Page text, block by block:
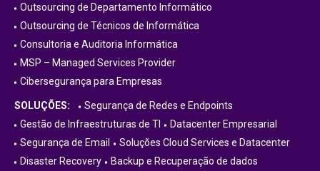
Outsourcing de Departamento Informático
Outsourcing de Técnicos de Informática
Consultoria e Auditoria Informática
MSP – Managed Services Provider
Cibersegurança para Empresas
SOLUÇÕES:
Segurança de Redes e Endpoints
Gestão de Infraestruturas de TI
Datacenter Empresarial
Segurança de Email
Soluções Cloud Services e Datacenter
Disaster Recovery
Backup e Recuperação de dados